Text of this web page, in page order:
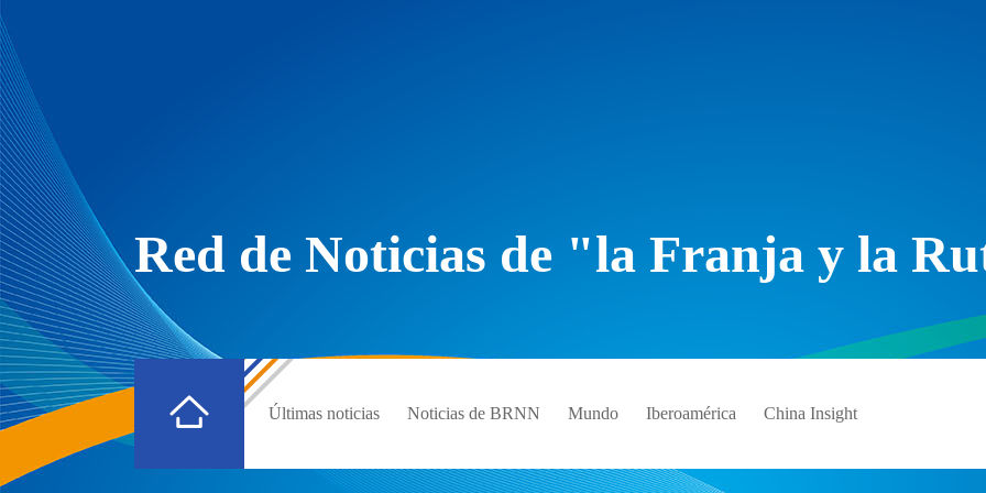
Red de Noticias de "la Franja y la
Últimas noticias Noticias de BRNN Mundo Iberoamérica China Insight